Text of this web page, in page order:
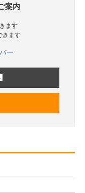
案内
ます
きます
ー